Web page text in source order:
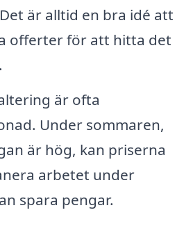
är alltid en bra idé att
offerter för att hitta det
är ofta
Under sommaren,
är hög, kan priserna
arbetet under
spara pengar.